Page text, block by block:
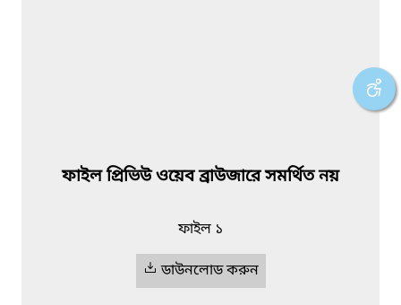
ফাইল প্রিভিউ ওয়েব ব্রাউজারে সমর্থিত নয়
ফাইল ১
ডাউনলোড করুন